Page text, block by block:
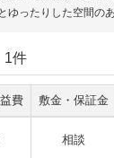
ゆったりした空間の
1件
費 敷金・保証金
相談